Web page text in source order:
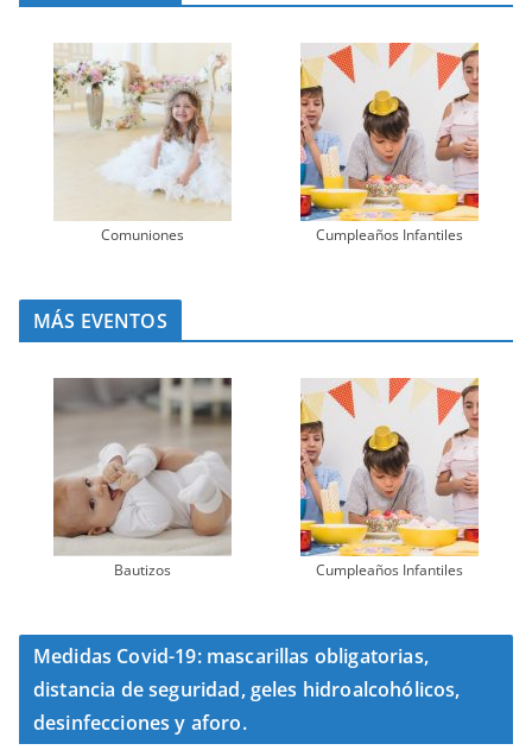
Comuniones Cumpleaños Infantiles
MÁS EVENTOS
Bautizos Cumpleaños Infantiles
Medidas Covid-19: mascarillas obligatorias,
distancia de seguridad, geles hidroalcohólicos,
desinfecciones y aforo.